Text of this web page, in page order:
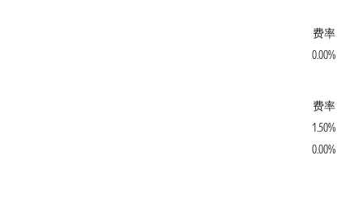
费率
0.00%
费率
1.50%
0.00%